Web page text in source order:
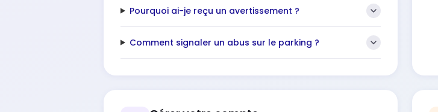
Pourquoi ai-je reçu un avertissement ?
Comment signaler un abus sur le parking ?